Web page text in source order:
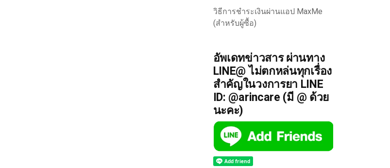
วิธีการชำระเงินผ่านแอป MaxMe
(สำหรับผู้ซื้อ)
อัพเดทข่าวสาร ผ่านทาง
LINE@ ไม่ตกหล่นทุกเรื่อง
สำคัญในวงการยา LINE
ID: @arincare (มี @ ด้วย
นะคะ)